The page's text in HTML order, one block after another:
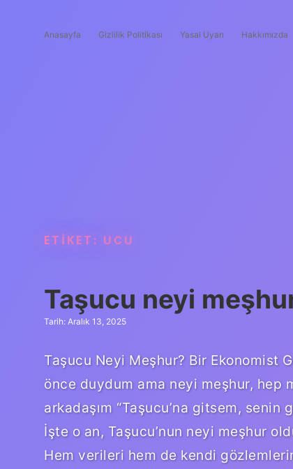
Anasayfa Gizlilik Politikası Yasal Uyarı Hakkımızda
ETIKET: UCU
Taşucu neyi
Tarih: Aralık 13, 2025
Taşucu Neyi Meşhur? Bir Ekonomist
önce duydum ama neyi meşhur, hep
arkadaşım “Taşucu’na gitsem,
İşte o an, Taşucu’nun neyi meşhur
Hem verileri hem de kendi